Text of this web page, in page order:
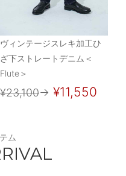
ヴィンテージスレキ加工ひ
ざ下ストレートデニム＜
Flute＞
¥23,100→ ¥11,550
ム